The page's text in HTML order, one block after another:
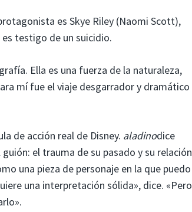
es Skye Riley (Naomi Scott),
testigo de un suicidio.
Ella es una fuerza de la naturaleza,
mí fue el viaje desgarrador y dramático
de acción real de Disney. aladinodice
el trauma de su pasado y su relación
una pieza de personaje en la que puedo
una interpretación sólida», dice. «Pero